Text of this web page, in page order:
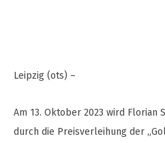
Leipzig (ots) –
Am 13. Oktober 2023 wird Florian
durch die Preisverleihung der